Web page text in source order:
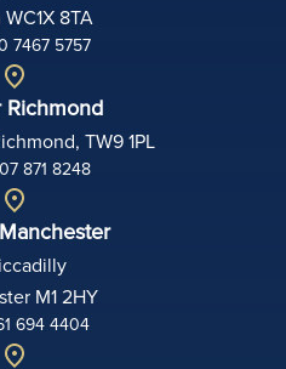
8TA
7467 5757
Richmond
TW9 1PL
871 8248
M1 2HY
694 4404